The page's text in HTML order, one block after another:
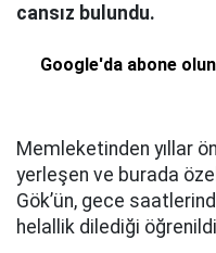
cansız bulundu.
Google'da abone olun
Memleketinden yıllar
yerleşen ve burada
Gök’ün, gece
helallik dilediği